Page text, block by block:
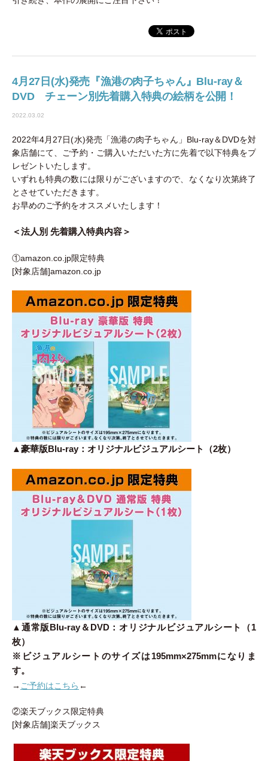
4月27日(水)発売『漁港の肉子ちゃん』Blu-ray＆
DVD チェーン別先着購入特典の絵柄を公開！
2022.03.02
2022年4月27日(水)発売「漁港の肉子ちゃん」Blu-ray＆DVDを対
象店舗にて、ご予約・ご購入いただいた方に先着で以下特典をプ
レゼントいたします。
いずれも特典の数には限りがございますので、なくなり次第終了
とさせていただきます。
お早めのご予約をオススメいたします！
＜法人別 先着購入特典内容＞
①amazon.co.jp限定特典
[対象店舗]amazon.co.jp
▲豪華版Blu-ray：オリジナルビジュアルシート（2枚）
▲通常版Blu-ray＆DVD：オリジナルビジュアルシート（1
枚）
※ビジュアルシートのサイズは195mm×275mmになりま
す。
→ ご予約はこちら ←
②楽天ブックス限定特典
[対象店舗]楽天ブックス